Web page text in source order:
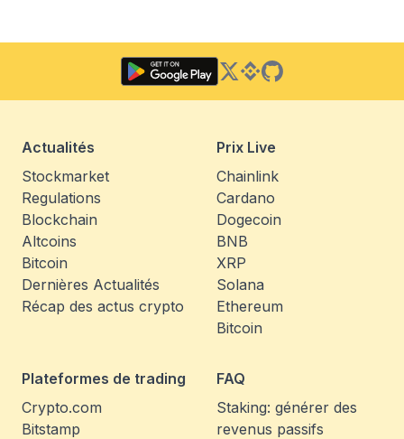
Twitter
Binance Square
GitHub
Actualités
Stockmarket
Regulations
Blockchain
Altcoins
Bitcoin
Dernières Actualités
Récap des actus crypto
Prix Live
Chainlink
Cardano
Dogecoin
BNB
XRP
Solana
Ethereum
Bitcoin
Plateformes de trading
Crypto.com
Bitstamp
FAQ
Staking: générer des
revenus passifs